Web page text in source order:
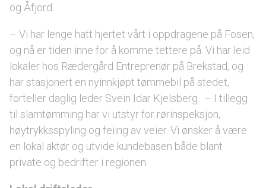
og Åfjord.
– Vi har lenge hatt hjertet vårt i oppdragene på Fosen,
og nå er tiden inne for å komme tettere på. Vi har leid
lokaler hos Rædergård Entreprenør på Brekstad, og
har stasjonert en nyinnkjøpt tømmebil på stedet,
forteller daglig leder Svein Idar Kjelsberg. – I tillegg
til slamtømming har vi utstyr for rørinspeksjon,
høytrykksspyling og feiing av veier. Vi ønsker å være
en lokal aktør og utvide kundebasen både blant
private og bedrifter i regionen.